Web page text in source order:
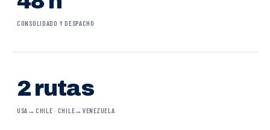
CONSOLIDADO Y DESPACHO
2 rutas
USA→CHILE · CHILE→VENEZUELA